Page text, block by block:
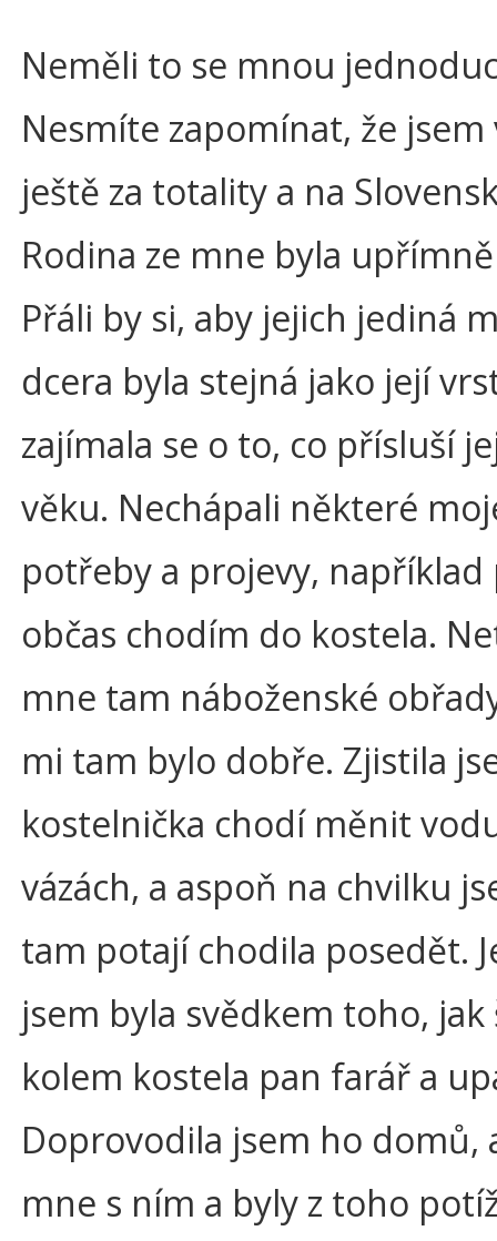
Neměli to se mnou
Nesmíte zapomínat, že
ještě za totality a na
Rodina ze mne byla
Přáli by si, aby jejich jediná
dcera byla stejná jako její
zajímala se o to, co přísluší
věku. Nechápali některé
potřeby a projevy, například
občas chodím do kostela.
mne tam náboženské
mi tam bylo dobře. Zjistila
kostelnička chodí měnit
vázách, a aspoň na chvilku
tam potají chodila posedět.
jsem byla svědkem toho, jak
kolem kostela pan farář a
Doprovodila jsem ho domů,
mne s ním a byly z toho